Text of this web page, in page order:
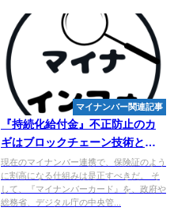
マイナンバー関連記事
『持続化給付金』不正防止のカ
ギはブロックチェーン技術と マ
イナンバー活用 - Yahoo!ニュー
ス
現在のマイナンバー連携で、保険証のよう
に割高になる仕組みは是正すべきだ。 そ
して、『マイナンバーカード』を、政府や
総務省、デジタル庁の中央管...